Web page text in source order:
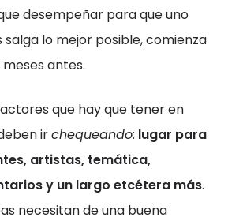
desempeñar para que uno
lo mejor posible, comienza
antes.
que hay que tener en
irchequeando: lugar para
artistas, temática,
y un largo etcétera más.
necesitan de una buena